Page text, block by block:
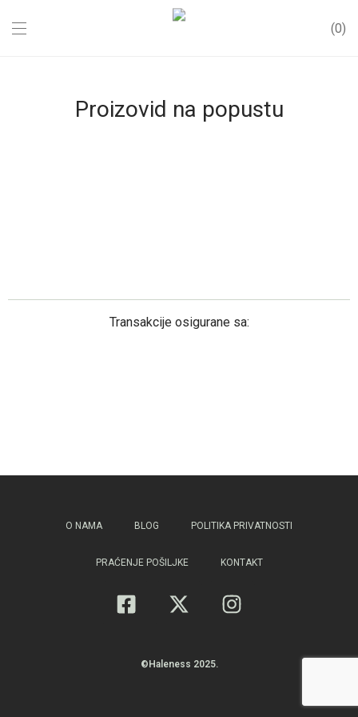
0
Proizovid na popustu
Transakcije osigurane sa:
O NAMA BLOG POLITIKA PRIVATNOSTI
PRAĆENJE POŠILJKE KONTAKT
©Haleness 2025.